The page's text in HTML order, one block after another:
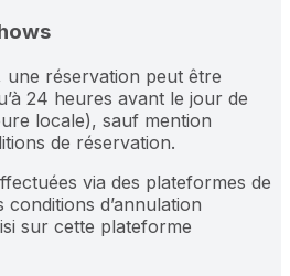
réservation peut être
24 heures avant le jour de
locale), sauf mention
de réservation.
via des plateformes de
d’annulation
sur cette plateforme